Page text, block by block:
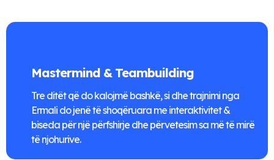
Mastermind & Teambuilding
Tre ditët që do kalojmë bashkë, si dhe trajnimi nga
Ermali do jenë të shoqëruara me interaktivitet &
biseda për një përfshirje dhe përvetesim sa më të mirë
të njohurive.